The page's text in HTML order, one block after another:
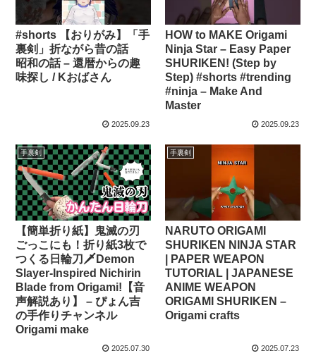
#shorts 【おりがみ】「手
裏剣」折ながら昔の話
昭和の話 – 還暦からの趣
味探し / Kおばさん
2025.09.23
HOW to MAKE Origami
Ninja Star – Easy Paper
SHURIKEN! (Step by
Step) #shorts #trending
#ninja – Make And
Master
2025.09.23
手裏剣
【簡単折り紙】鬼滅の刃
ごっこにも！折り紙3枚で
つくる日輪刀🗡️Demon
Slayer-Inspired Nichirin
Blade from Origami!【音
声解説あり】 – ぴょん吉
の手作りチャンネル
Origami make
2025.07.30
手裏剣
NARUTO ORIGAMI
SHURIKEN NINJA STAR
| PAPER WEAPON
TUTORIAL | JAPANESE
ANIME WEAPON
ORIGAMI SHURIKEN –
Origami crafts
2025.07.23